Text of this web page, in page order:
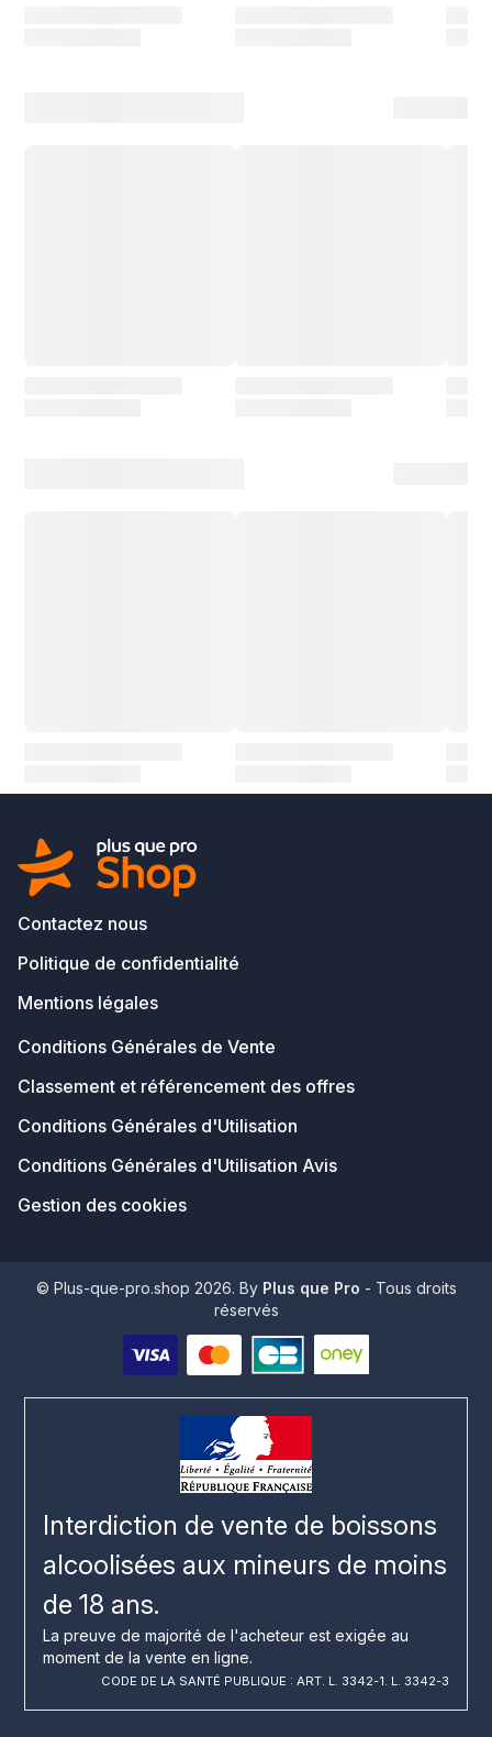
Contactez nous
Politique de confidentialité
Mentions légales
Conditions Générales de Vente
Classement et référencement des offres
Conditions Générales d'Utilisation
Conditions Générales d'Utilisation Avis
Gestion des cookies
© Plus-que-pro.shop 2026. By Plus que Pro - Tous droits
réservés
Interdiction de vente de boissons
alcoolisées aux mineurs de moins
de 18 ans.
La preuve de majorité de l'acheteur est exigée au
moment de la vente en ligne.
CODE DE LA SANTÉ PUBLIQUE : ART. L. 3342-1. L. 3342-3